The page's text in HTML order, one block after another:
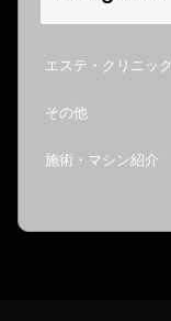
エステ・クリニッ
その他
施術・マシン紹介